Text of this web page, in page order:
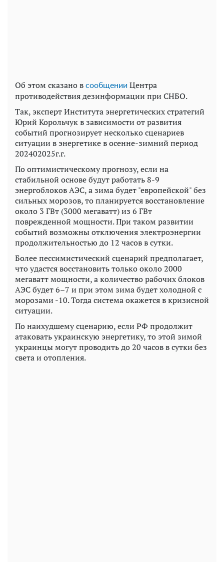
Об этом сказано в сообщении Центра
противодействия дезинформации при СНБО.
Так, эксперт Института энергетических стратегий
Юрий Корольчук в зависимости от развития
событий прогнозирует несколько сценариев
ситуации в энергетике в осенне-зимний период
202402025г.г.
По оптимистическому прогнозу, если на
стабильной основе будут работать 8-9
энергоблоков АЭС, а зима будет "европейской" без
сильных морозов, то планируется восстановление
около 3 ГВт (3000 мегаватт) из 6 ГВт
поврежденной мощности. При таком развитии
событий возможны отключения электроэнергии
продолжительностью до 12 часов в сутки.
Более пессимистический сценарий предполагает,
что удастся восстановить только около 2000
мегаватт мощности, а количество рабочих блоков
АЭС будет 6–7 и при этом зима будет холодной с
морозами -10. Тогда система окажется в кризисной
ситуации.
По наихудшему сценарию, если РФ продолжит
атаковать украинскую энергетику, то этой зимой
украинцы могут проводить до 20 часов в сутки без
света и отопления.